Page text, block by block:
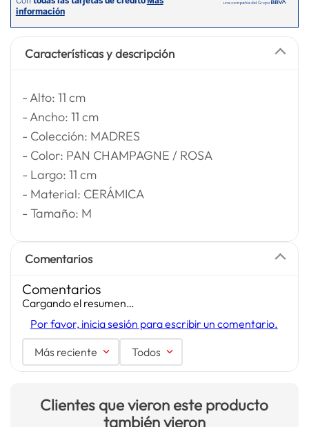
Características y descripción
- Alto: 11 cm
- Ancho: 11 cm
- Colección: MADRES
- Color: PAN CHAMPAGNE / ROSA
- Largo: 11 cm
- Material: CERÁMICA
- Tamaño: M
Comentarios
Comentarios
Cargando el resumen…
Por favor, inicia sesión para escribir un comentario.
Más reciente Todos
Clientes que vieron este producto
también vieron